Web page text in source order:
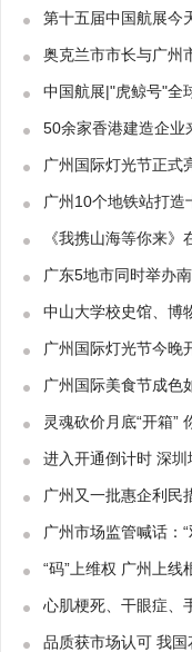
第十五届中国航展今
奥克兰市市长与广州
中国航展|"虎鲸号"全
50余家香港建造企业
广州国际灯光节正式
广州10个地铁站打造
《我携山海等你来》
广东5地市同时举办
中山大学校史馆、博
广州国际灯光节今晚
广州国际美食节成色
灵魂砍价月底“开箱”
进入开通倒计时 深
广州又一批惠企利民
广州市场监管喊话：
“码”上维权 广州上线
心肌梗死、​干眼症
品质获市场认可 我